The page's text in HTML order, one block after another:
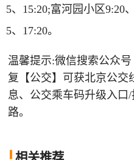
5、15:20;富河园小区9:20
5、17:20。
温馨提示:微信搜索公众
复【公交】可获北京公交
息、公交乘车码升级入口
路。